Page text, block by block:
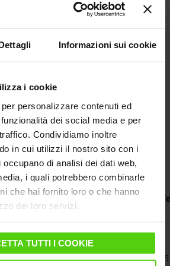
Informazioni sui cookie
i cookie
personalizzare contenuti ed
dei social media e per
Condividiamo inoltre
in cui utilizzi il nostro sito con i
di analisi dei dati web,
i quali potrebbero combinarle
che hai fornito loro o che hanno
dei loro servizi.
TUTTI I COOKIE
XL PAEU0339
stiro
con dimensione max di 124 x